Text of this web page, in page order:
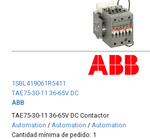
1SBL419061R5411
TAE75-30-11 36-65V DC
ABB
TAE75-30-11 36-65V DC Contactor
Automation / Automation / Automation
Cantidad mínima de pedido: 1